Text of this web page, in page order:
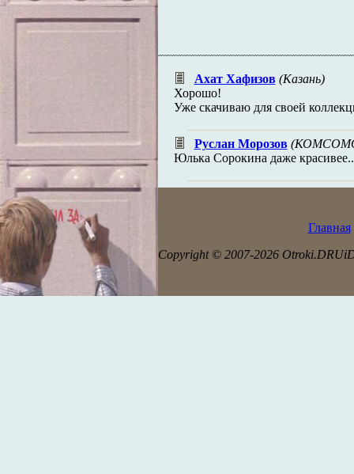
Ахат Хафизов (Казань)
Хорошо!
Уже скачиваю для своей
Руслан Морозов
Юлька Сорокина даже
Главная
Copyright © 2007-2026